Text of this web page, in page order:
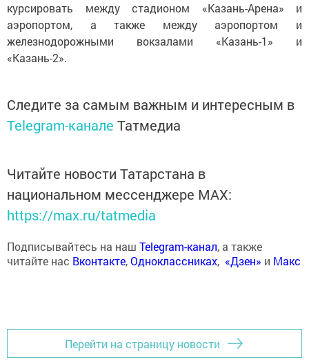
курсировать между стадионом «Казань-Арена» и
аэропортом, а также между аэропортом и
железнодорожными вокзалами «Казань-1» и
«Казань-2».
Следите за самым важным и интересным в
Telegram-канале Татмедиа
Читайте новости Татарстана в
национальном мессенджере MАХ:
https://max.ru/tatmedia
Подписывайтесь на наш Telegram-канал, а также
читайте нас Вконтакте,Одноклассниках, «Дзен» и Макс
Перейти на страницу новости